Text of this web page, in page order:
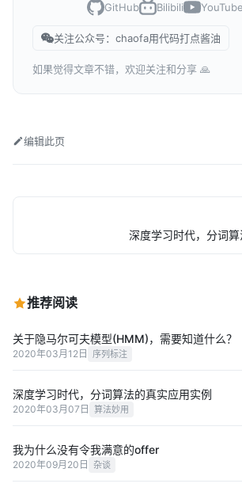
GitHub
Bilibili YouTube
关注公众号：chaofa用代码打点酱油
如果觉得文章不错，欢迎关注和分享 🙏
编辑此页
深度学习时代，分词
推荐阅读
关于隐马尔可夫模型(HMM)，需要知道什么？
2020年03月12日 序列标注
深度学习时代，分词算法的真实应用实例
2020年03月07日 算法妙用
我为什么没有令我满意的offer
2020年09月20日 杂谈